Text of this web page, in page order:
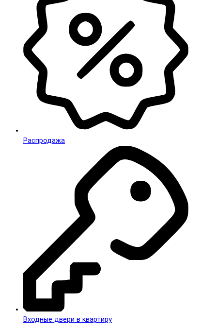
Распродажа
Входные двери в квартиру